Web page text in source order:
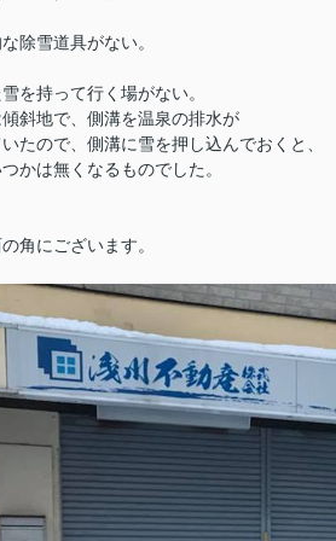
除雪道具がない。
を持って行く場がない。
地で、側溝を温泉の排水が
ので、側溝に雪を押し込んでおくと、
は無くなるものでした。
角にございます。